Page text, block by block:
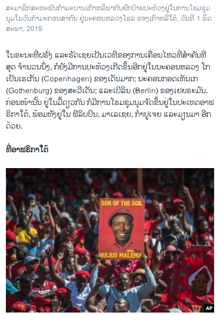
ສະ​ມາ​ຊິກ​ສະ​ຫະ​ພັນ​ກຳ​ມະ​ບານ​ເກົາ​ຫລີພາ​ກັນ​ຍົກ​ປ້າຍປະ​ທ້ວງ​ຢູ່​ໃນ​ການ​ໂຮມ​ຊຸມ​
ນຸມໃນ​ວັນ​ກຳ​ມະ​ກອນ​ສາ​ກົນ ຢູ່​ນະ​ຄອນ​ຫລວງ​ໂຊ​ລ ຂອງ​ເກົາ​ຫລີ​ໃຕ້, ວັນ​ທີ 1 ພຶດ​
ສະ​ພາ, 2019
ໃນ​ຂະ​ນະ​ທີ່​ຝ​ຣັ່ງ ແລະ​ຣັດ​ເຊຍ​ເປັນ​ເວ​ທີ​ຂອງ​ການ​ເຄື່ອນ​ໄຫວ​ທີ່​ສຳ​ຄັນ​ທີ່​
ສຸດ​ ຈຳ​ນວນ​ນຶ່ງ, ກໍຍັງ​ມີການ​ປະ​ທ້ວງ​ເກີດ​ຂຶ້ນ​ອີກ​ຢູ່​ໃນ​ນະ​ຄອນ​ຫລວງ ໂກ​
ເປັນ​ເຮ​ເກັນ (Copenhagen) ຂອງເດັນ​ມາກ; ນະ​ຄອນ​ກອດ​ເທັນ​ເກ
(Gothenburg) ຂອງ​ສະ​ວີ​ເດັນ; ແລະເບີ​ລິນ (Berlin) ຂອງເຢ​ຍ​ຣະ​ມັນ.
ກ່ອນ​ໜ້ານັ້ນ ຢູ່​ໃນ​ມື້​ດຽວ​ກັນ​ ກໍ​ມີ​ການ​ໂຮມ​ຊຸມ​ນຸມຈັດ​ຂຶ້ນ​ຢູ່​ໃນປະ​ເທດອາ​ຟ​
ຣິ​ກາ​ໃຕ້, ພ້ອມ​ທັງ​ຢູ່​ໃນ ຟີ​ລິບ​ປິນ, ມາ​ເລ​ເຊຍ, ກຳ​ປູ​ເຈຍ ແລະ​ມຽນ​ມາ ອີກ​
ດ້ວຍ.
ທີ່​ອາ​ຟ​ຣິ​ກາ​ໃຕ້